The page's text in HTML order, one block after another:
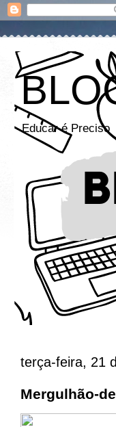
Educar é Preciso
terça-feira, 21
Mergulhão-